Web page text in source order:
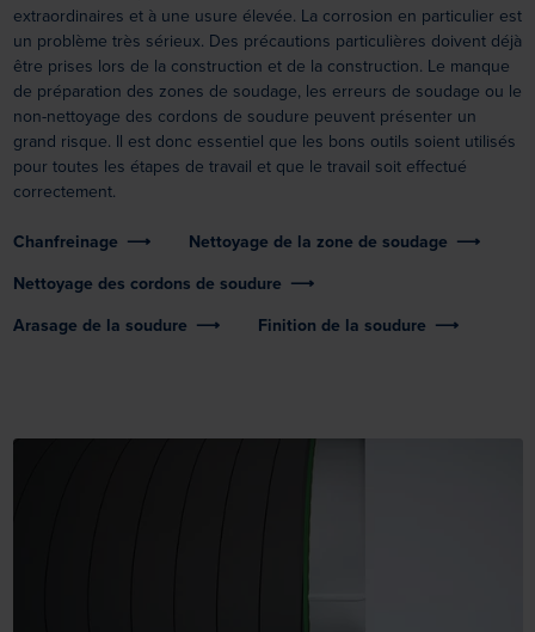
extraordinaires et à une usure élevée. La corrosion en particulier est
un problème très sérieux. Des précautions particulières doivent déjà
être prises lors de la construction et de la construction. Le manque
de préparation des zones de soudage, les erreurs de soudage ou le
non-nettoyage des cordons de soudure peuvent présenter un
grand risque. Il est donc essentiel que les bons outils soient utilisés
pour toutes les étapes de travail et que le travail soit effectué
correctement.
Chanfreinage
Nettoyage de la zone de soudage
Nettoyage des cordons de soudure
Arasage de la soudure
Finition de la soudure